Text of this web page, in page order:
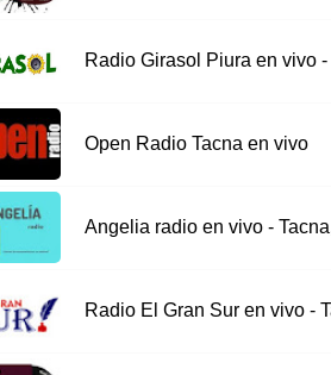
Radio Girasol Piura en vivo -
Open Radio Tacna en vivo
Angelia radio en vivo -
Radio El Gran Sur en vivo -